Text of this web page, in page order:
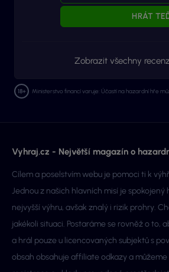
HRÁT
Zobrazit všechny
Ministerstvo financí varuje: Účastí na hazardní hře
Vyhraj.cz - Největší magazín o
Cílem a poselstvím webu je pomoci ti k
Jednou z našich hlavních misí je spokojený
nejvyšší výhru, avšak znalý i rizik prohry.
jakékoli situaci. Postaráme se rovněž o to,
a hrál pouze u licencovaných subjektů s
obsah obsahuje affiliate odkazy a